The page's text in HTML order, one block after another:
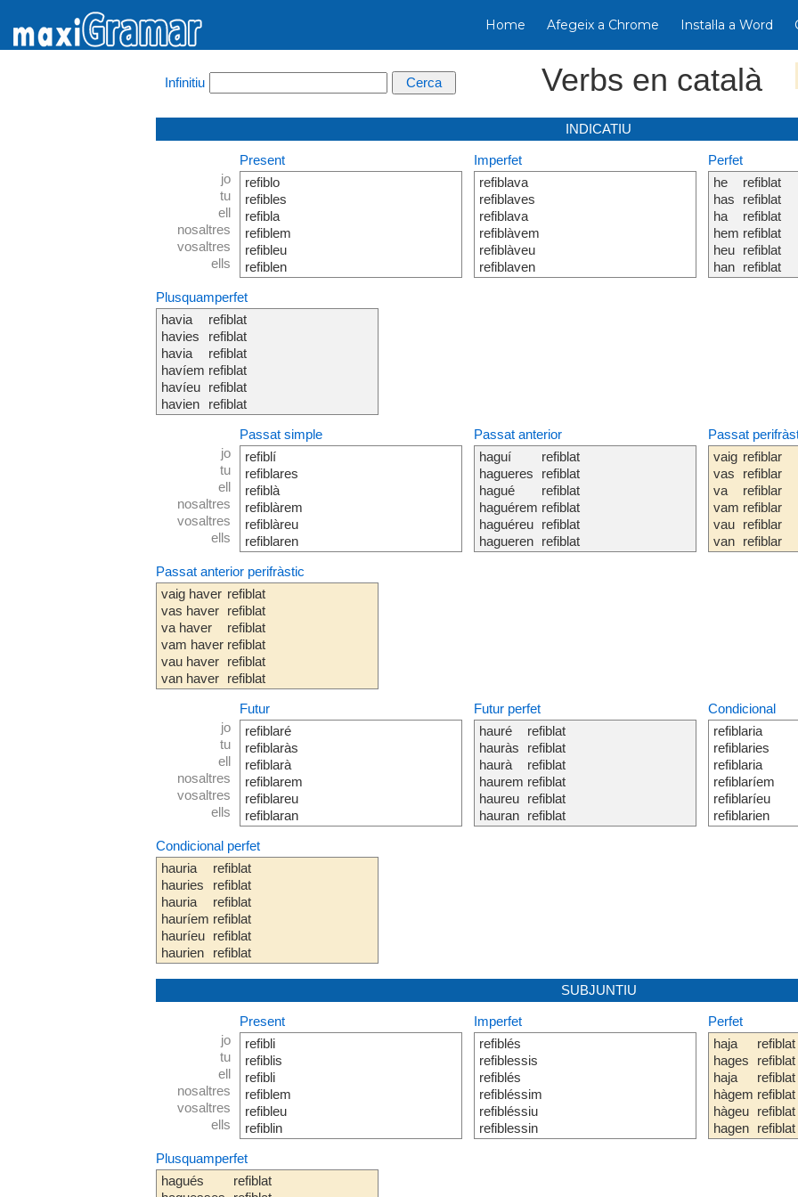
Home Afegeix a Chrome Instal·la a Word
Infinitiu Verbs en català
INDICATIU
jo
tu
ell
nosaltres
vosaltres
ells
Present
refiblo
refibles
refibla
refiblem
refibleu
refiblen
Imperfet
refiblava
refiblaves
refiblava
refiblàvem
refiblàveu
refiblaven
Perfet
he
has
ha
hem
heu
han
refiblat
refiblat
refiblat
refiblat
refiblat
refiblat
Plusquamperfet
havia
havies
havia
havíem
havíeu
havien
refiblat
refiblat
refiblat
refiblat
refiblat
refiblat
jo
tu
ell
nosaltres
vosaltres
ells
Passat simple
refiblí
refiblares
refiblà
refiblàrem
refiblàreu
refiblaren
Passat anterior
haguí
hagueres
hagué
haguérem
haguéreu
hagueren
refiblat
refiblat
refiblat
refiblat
refiblat
refiblat
Passat
vaig
vas
va
vam
vau
van
refiblar
refiblar
refiblar
refiblar
refiblar
refiblar
Passat anterior perifràstic
vaig haver
vas haver
va haver
vam haver
vau haver
van haver
refiblat
refiblat
refiblat
refiblat
refiblat
refiblat
jo
tu
ell
nosaltres
vosaltres
ells
Futur
refiblaré
refiblaràs
refiblarà
refiblarem
refiblareu
refiblaran
Futur perfet
hauré
hauràs
haurà
haurem
haureu
hauran
refiblat
refiblat
refiblat
refiblat
refiblat
refiblat
Condicional
refiblaria
refiblaries
refiblaria
refiblaríem
refiblaríeu
refiblarien
Condicional perfet
hauria
hauries
hauria
hauríem
hauríeu
haurien
refiblat
refiblat
refiblat
refiblat
refiblat
refiblat
SUBJUNTIU
jo
tu
ell
nosaltres
vosaltres
ells
Present
refibli
refiblis
refibli
refiblem
refibleu
refiblin
Imperfet
refiblés
refiblessis
refiblés
refibléssim
refibléssiu
refiblessin
Perfet
haja
hages
haja
hàgem
hàgeu
hagen
refiblat
refiblat
refiblat
refiblat
refiblat
refiblat
Plusquamperfet
hagués
refiblat